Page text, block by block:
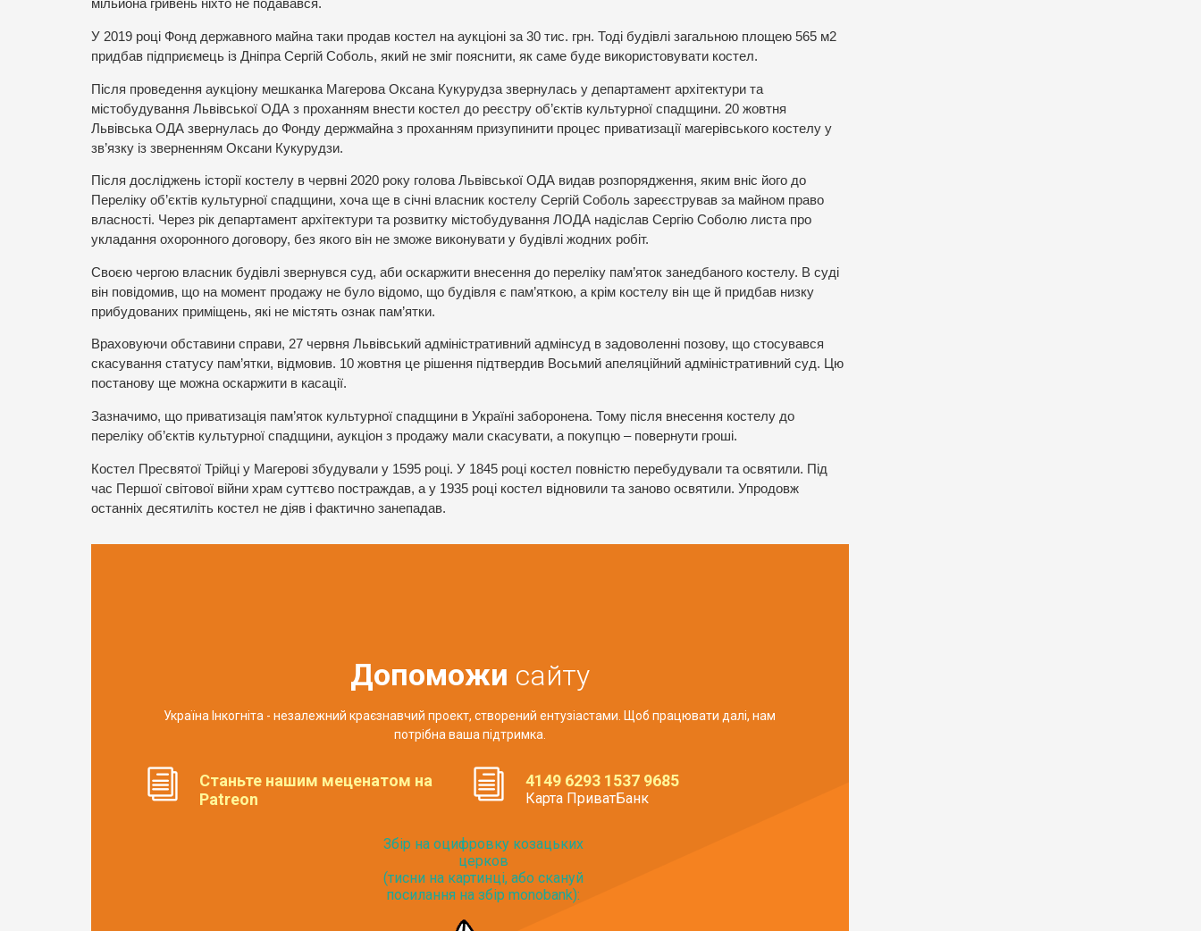
мільйона гривень ніхто не подавався.
У 2019 році Фонд державного майна таки продав костел на аукціоні за 30 тис. грн. Тоді будівлі загальною площею 565 м2
придбав підприємець із Дніпра Сергій Соболь, який не зміг пояснити, як саме буде використовувати костел.
Після проведення аукціону мешканка Магерова Оксана Кукурудза звернулась у департамент архітектури та
містобудування Львівської ОДА з проханням внести костел до реєстру об’єктів культурної спадщини. 20 жовтня
Львівська ОДА звернулась до Фонду держмайна з проханням призупинити процес приватизації магерівського костелу у
зв’язку із зверненням Оксани Кукурудзи.
Після досліджень історії костелу в червні 2020 року голова Львівської ОДА видав розпорядження, яким вніс його до
Переліку об’єктів культурної спадщини, хоча ще в січні власник костелу Сергій Соболь зареєстрував за майном право
власності. Через рік департамент архітектури та розвитку містобудування ЛОДА надіслав Сергію Соболю листа про
укладання охоронного договору, без якого він не зможе виконувати у будівлі жодних робіт.
Своєю чергою власник будівлі звернувся суд, аби оскаржити внесення до переліку пам’яток занедбаного костелу. В суді
він повідомив, що на момент продажу не було відомо, що будівля є пам’яткою, а крім костелу він ще й придбав низку
прибудованих приміщень, які не містять ознак пам’ятки.
Враховуючи обставини справи, 27 червня Львівський адміністративний адмінсуд в задоволенні позову, що стосувався
скасування статусу пам’ятки, відмовив. 10 жовтня це рішення підтвердив Восьмий апеляційний адміністративний суд. Цю
постанову ще можна оскаржити в касації.
Зазначимо, що приватизація пам’яток культурної спадщини в Україні заборонена. Тому після внесення костелу до
переліку об’єктів культурної спадщини, аукціон з продажу мали скасувати, а покупцю – повернути гроші.
Костел Пресвятої Трійці у Магерові збудували у 1595 році. У 1845 році костел повністю перебудували та освятили. Під
час Першої світової війни храм суттєво постраждав, а у 1935 році костел відновили та заново освятили. Упродовж
останніх десятиліть костел не діяв і фактично занепадав.
Допоможи сайту
Україна Інкогніта - незалежний краєзнавчий проект, створений ентузіастами. Щоб працювати далі, нам
потрібна ваша підтримка.
Станьте нашим меценатом на
Patreon
4149 6293 1537 9685
Карта ПриватБанк
Збір на оцифровку козацьких
церков
(тисни на картинці, або скануй
посилання на збір monobank):